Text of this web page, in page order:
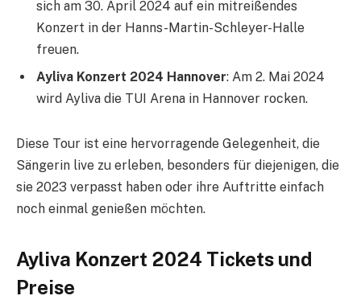
sich am 30. April 2024 auf ein mitreißendes
Konzert in der Hanns-Martin-Schleyer-Halle
freuen.
Ayliva Konzert 2024 Hannover: Am 2. Mai 2024
wird Ayliva die TUI Arena in Hannover rocken.
Diese Tour ist eine hervorragende Gelegenheit, die
Sängerin live zu erleben, besonders für diejenigen, die
sie 2023 verpasst haben oder ihre Auftritte einfach
noch einmal genießen möchten.
Ayliva Konzert 2024 Tickets und
Preise